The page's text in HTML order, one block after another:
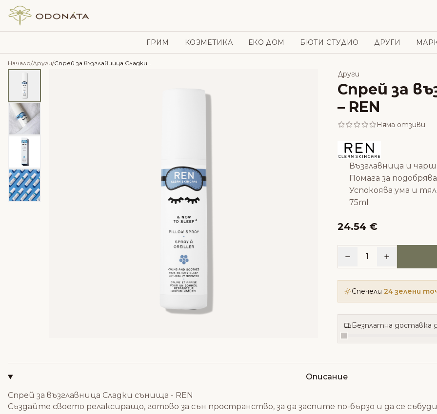
Skip to content
ГРИМ КОЗМЕТИКА ЕКО ДОМ БЮТИ СТУДИО ДРУГИ
Начало/Други/ Спрей за възглавница Сладки сънищa – REN
Други
Спрей за
– REN
Няма отзиви
Възглавница и
Помага за
Успокоява ума и
75ml
24.54 €
1
Спечели 24 зелени
Безплатна доставка
Описание
Спрей за възглавница Сладки сънищa - REN
Създайте своето релаксиращо, готово за сън пространство, за да заспите по-бързо и да се